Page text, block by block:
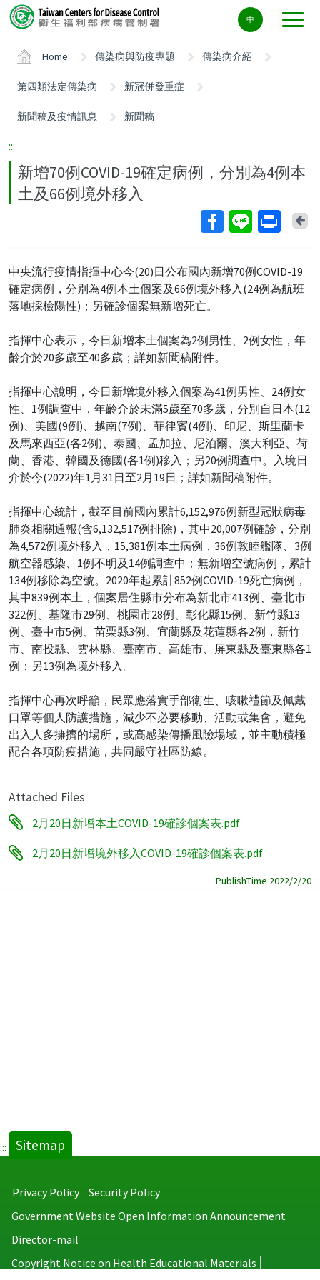
Center
block
中
Home 傳染病與防疫專題 傳染病介紹
第四類法定傳染病 新冠併發重症
新聞稿及疫情訊息 新聞稿
:::
新增70例COVID-19確定病例，分別為4例本
土及66例境外移入
中央流行疫情指揮中心今(20)日公布國內新增70例COVID-19
確定病例，分別為4例本土個案及66例境外移入(24例為航班
落地採檢陽性)；另確診個案無新增死亡。
指揮中心表示，今日新增本土個案為2例男性、2例女性，年
齡介於20多歲至40多歲；詳如新聞稿附件。
指揮中心說明，今日新增境外移入個案為41例男性、24例女
性、1例調查中，年齡介於未滿5歲至70多歲，分別自日本(12
例)、美國(9例)、越南(7例)、菲律賓(4例)、印尼、斯里蘭卡
及馬來西亞(各2例)、泰國、孟加拉、尼泊爾、澳大利亞、荷
蘭、香港、韓國及德國(各1例)移入；另20例調查中。入境日
介於今(2022)年1月31日至2月19日；詳如新聞稿附件。
指揮中心統計，截至目前國內累計6,152,976例新型冠狀病毒
肺炎相關通報(含6,132,517例排除)，其中20,007例確診，分別
為4,572例境外移入，15,381例本土病例，36例敦睦艦隊、3例
航空器感染、1例不明及14例調查中；無新增空號病例，累計
134例移除為空號。2020年起累計852例COVID-19死亡病例，
其中839例本土，個案居住縣市分布為新北市413例、臺北市
322例、基隆市29例、桃園市28例、彰化縣15例、新竹縣13
例、臺中市5例、苗栗縣3例、宜蘭縣及花蓮縣各2例，新竹
市、南投縣、雲林縣、臺南市、高雄市、屏東縣及臺東縣各1
例；另13例為境外移入。
指揮中心再次呼籲，民眾應落實手部衛生、咳嗽禮節及佩戴
口罩等個人防護措施，減少不必要移動、活動或集會，避免
出入人多擁擠的場所，或高感染傳播風險場域，並主動積極
配合各項防疫措施，共同嚴守社區防線。
Attached Files
2月20日新增本土COVID-19確診個案表.pdf
2月20日新增境外移入COVID-19確診個案表.pdf
PublishTime 2022/2/20
::: Sitemap
Privacy Policy
Security Policy
Government Website Open Information Announcement
Director-mail
Copyright Notice on Health Educational Materials